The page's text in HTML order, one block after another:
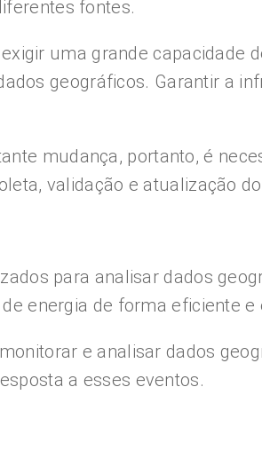
fontes.
uma grande capacidade
geográficos. Garantir a
mudança, portanto, é
validação e atualização
para analisar dados
energia de forma eficiente e
e analisar dados
a esses eventos.